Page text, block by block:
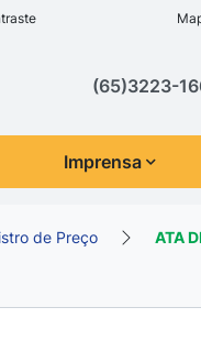
de
(65)3223-
Imprensa
de Preço ATA